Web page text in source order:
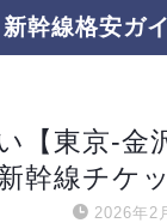
新幹線格安ガ
【東京-金
幹線チケ
2026年2